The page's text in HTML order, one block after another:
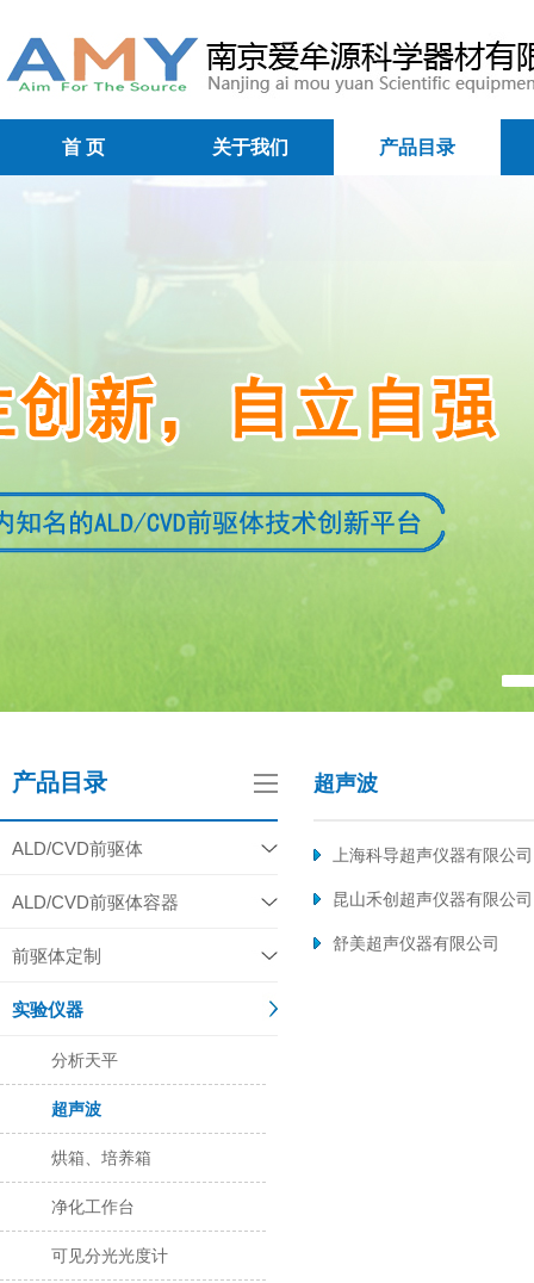
首 页 关于我们 产品目录
产品目录
ALD/CVD前驱体
ALD/CVD前驱体容器
前驱体定制
实验仪器
分析天平
超声波
烘箱、培养箱
净化工作台
可见分光光度计
超声波
上海科导超声仪器有限公司
昆山禾创超声仪器有限公司
舒美超声仪器有限公司